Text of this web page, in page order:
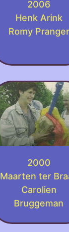
2006
Henk Arink
Romy Pranger
2000
Maarten ter
Carolien
Bruggeman